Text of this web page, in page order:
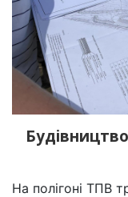
На полігоні ТПВ